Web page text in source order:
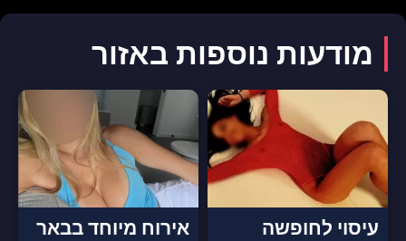
מודעות נוספות באזור
עיסוי לחופשה
אירוח מיוחד בבאר